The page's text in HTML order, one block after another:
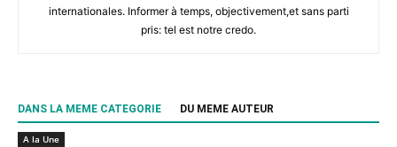
internationales. Informer à temps, objectivement,et sans parti
pris: tel est notre credo.
DANS LA MEME CATEGORIE DU MEME AUTEUR
A la Une